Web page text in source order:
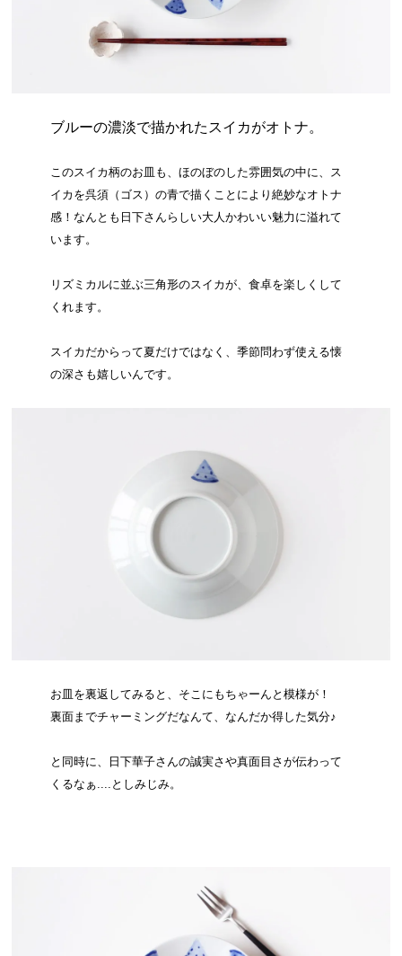
ブルーの濃淡で描かれたスイカがオトナ。
このスイカ柄のお皿も、ほのぼのした雰囲気の中に、ス
イカを呉須（ゴス）の青で描くことにより絶妙なオトナ
感！なんとも日下さんらしい大人かわいい魅力に溢れて
います。
リズミカルに並ぶ三角形のスイカが、食卓を楽しくして
くれます。
スイカだからって夏だけではなく、季節問わず使える懐
の深さも嬉しいんです。
お皿を裏返してみると、そこにもちゃーんと模様が！
裏面までチャーミングだなんて、なんだか得した気分♪
と同時に、日下華子さんの誠実さや真面目さが伝わって
くるなぁ....としみじみ。